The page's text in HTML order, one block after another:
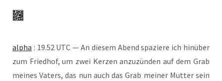
alpha : 19.52 UTC — An die­sem Abend spa­zie­re ich hin­über
zum Fried­hof, um zwei Ker­zen anzu­zün­den auf dem Grab
mei­nes Vaters, das nun auch das Grab mei­ner Mut­ter sein